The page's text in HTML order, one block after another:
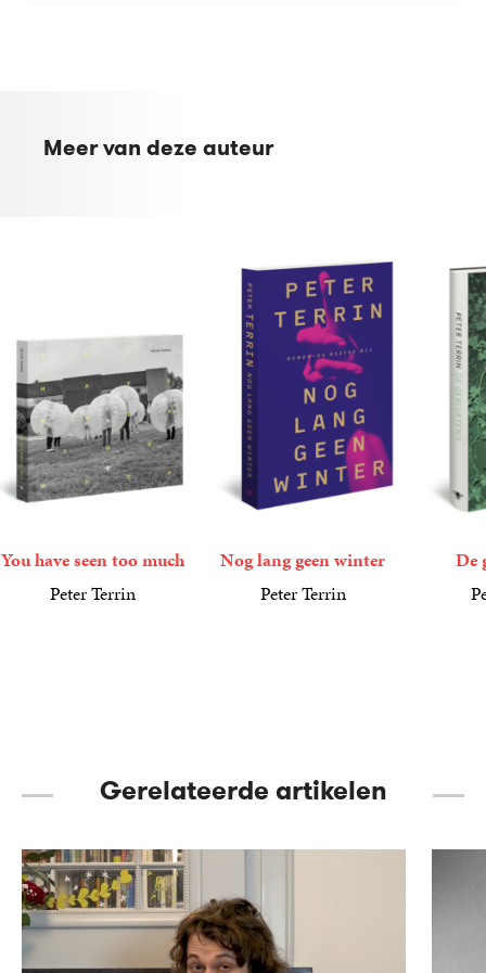
Meer van deze auteur
You have seen too much
Peter Terrin
Nog lang geen winter
Peter Terrin
De
Gerelateerde artikelen